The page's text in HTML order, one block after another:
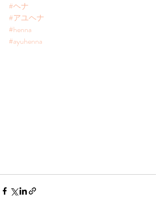
#ヘナ
#アユヘナ
#henna
#ayuhenna